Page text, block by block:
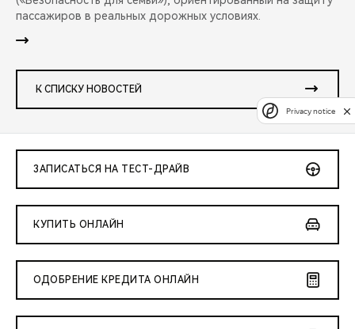
пассажиров в реальных дорожных условиях.
К СПИСКУ НОВОСТЕЙ
ЗАПИСАТЬСЯ НА ТЕСТ-ДРАЙВ
КУПИТЬ ОНЛАЙН
ОДОБРЕНИЕ КРЕДИТА ОНЛАЙН
Privacy notice